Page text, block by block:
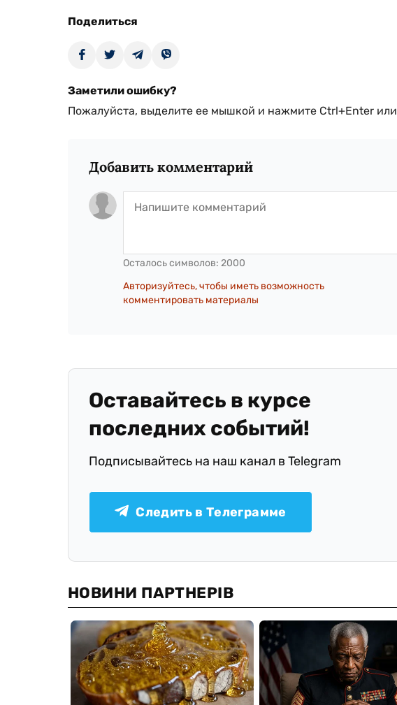
Поделиться
Заметили ошибку?
Пожалуйста, выделите ее мышкой и нажмите Ctrl+Enter или
Добавить комментарий
Осталось символов: 2000
Авторизуйтесь, чтобы иметь возможность
комментировать материалы
Оставайтесь в курсе
последних событий!
Подписывайтесь на наш канал в Telegram
Следить в Телеграмме